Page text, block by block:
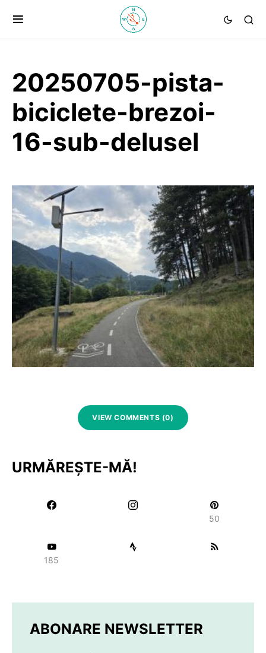
20250705-pista-
biciclete-brezoi-
16-sub-delusel
VIEW COMMENTS (0)
URMĂREȘTE-MĂ!
50
185
ABONARE NEWSLETTER